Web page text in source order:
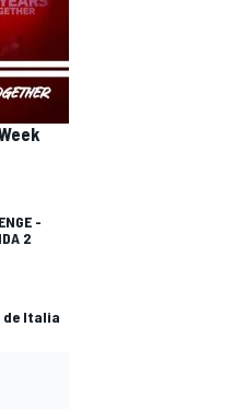
-
2
de Italia